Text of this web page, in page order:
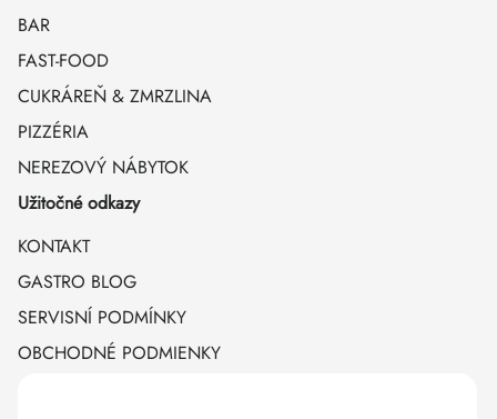
BAR
FAST-FOOD
CUKRÁREŇ & ZMRZLINA
PIZZÉRIA
NEREZOVÝ NÁBYTOK
Užitočné odkazy
KONTAKT
GASTRO BLOG
SERVISNÍ PODMÍNKY
OBCHODNÉ PODMIENKY